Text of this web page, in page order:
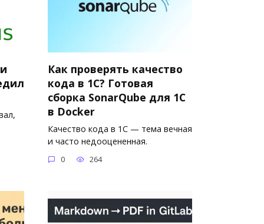
Как проверять качество
кода в 1С? Готовая
сборка SonarQube для 1С
в Docker
Качество кода в 1С — тема вечная
и часто недооцененная.
0 264